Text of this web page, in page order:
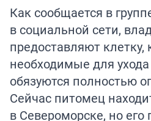
Как сообщается в
в социальной сети,
предоставляют клетку,
необходимые для
обязуются полностью
Сейчас питомец
в Североморске, но его